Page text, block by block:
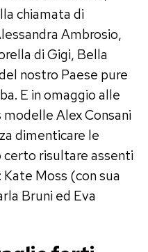
chiamata di
Ambrosio,
di Gigi, Bella
nostro Paese pure
E in omaggio alle
Alex Consani
dimenticare le
certo risultare assenti
Moss (con sua
Bruni ed Eva